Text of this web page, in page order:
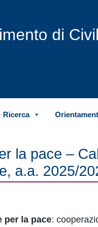
di
Ricerca
la pace –
a.a. 2025/
per la pace: